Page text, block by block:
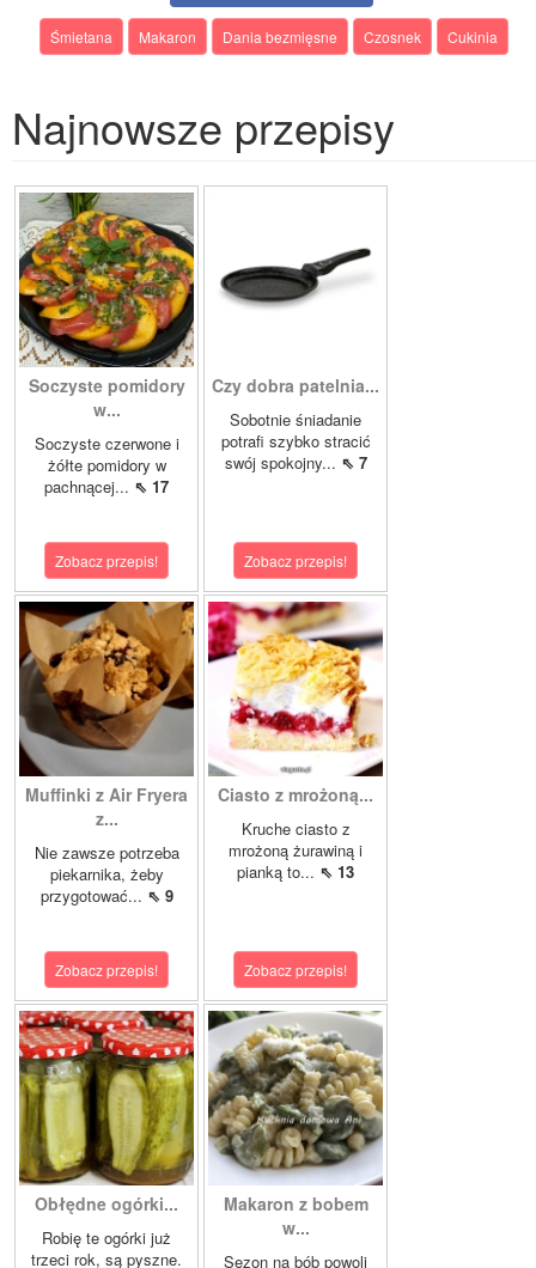
Śmietana Makaron Dania bezmięsne Czosnek Cukinia
Najnowsze przepisy
Soczyste pomidory
w...
Soczyste czerwone i
żółte pomidory w
pachnącej... ⇖ 17
Zobacz przepis!
Czy dobra patelnia...
Sobotnie śniadanie
potrafi szybko stracić
swój spokojny... ⇖ 7
Zobacz przepis!
Muffinki z Air Fryera
z...
Nie zawsze potrzeba
piekarnika, żeby
przygotować... ⇖ 9
Zobacz przepis!
Ciasto z mrożoną...
Kruche ciasto z
mrożoną żurawiną i
pianką to... ⇖ 13
Zobacz przepis!
Obłędne ogórki...
Robię te ogórki już
trzeci rok, są pyszne.
Makaron z bobem
w...
Sezon na bób powoli